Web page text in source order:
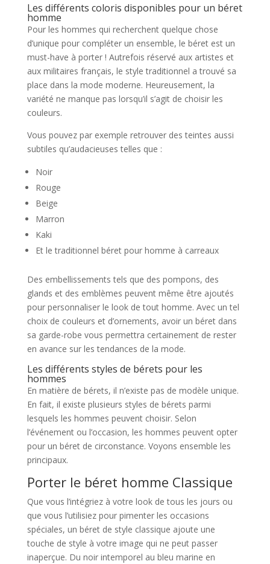
Les différents coloris disponibles pour un béret
homme
Pour les hommes qui recherchent quelque chose
d’unique pour compléter un ensemble, le béret est un
must-have à porter ! Autrefois réservé aux artistes et
aux militaires français, le style traditionnel a trouvé sa
place dans la mode moderne. Heureusement, la
variété ne manque pas lorsqu’il s’agit de choisir les
couleurs.
Vous pouvez par exemple retrouver des teintes aussi
subtiles qu’audacieuses telles que :
Noir
Rouge
Beige
Marron
Kaki
Et le traditionnel béret pour homme à carreaux
Des embellissements tels que des pompons, des
glands et des emblèmes peuvent même être ajoutés
pour personnaliser le look de tout homme. Avec un tel
choix de couleurs et d’ornements, avoir un béret dans
sa garde-robe vous permettra certainement de rester
en avance sur les tendances de la mode.
Les différents styles de bérets pour les
hommes
En matière de bérets, il n’existe pas de modèle unique.
En fait, il existe plusieurs styles de bérets parmi
lesquels les hommes peuvent choisir. Selon
l’événement ou l’occasion, les hommes peuvent opter
pour un béret de circonstance. Voyons ensemble les
principaux.
Porter le béret homme Classique
Que vous l’intégriez à votre look de tous les jours ou
que vous l’utilisiez pour pimenter les occasions
spéciales, un béret de style classique ajoute une
touche de style à votre image qui ne peut passer
inaperçue. Du noir intemporel au bleu marine en